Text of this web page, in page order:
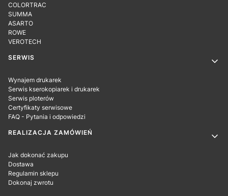
COLORTRAC
SUMMA
ASARTO
ROWE
VEROTECH
SERWIS
Wynajem drukarek
Serwis kserokopiarek i drukarek
Serwis ploterów
Certyfikaty serwisowe
FAQ - Pytania i odpowiedzi
REALIZACJA ZAMÓWIEŃ
Jak dokonać zakupu
Dostawa
Regulamin sklepu
Dokonaj zwrotu